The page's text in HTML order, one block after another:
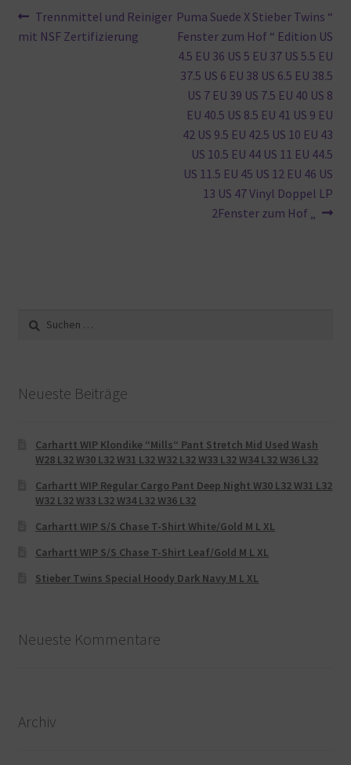
Beitragsnavigation
Vorheriger
Beitrag:
Trennmittel und Reiniger
mit NSF Zertifizierung
Nächster
Beitrag:
Puma Suede X Stieber Twins “
Fenster zum Hof “ Edition US
4.5 EU 36 US 5 EU 37 US 5.5 EU
37.5 US 6 EU 38 US 6.5 EU 38.5
US 7 EU 39 US 7.5 EU 40 US 8
EU 40.5 US 8.5 EU 41 US 9 EU
42 US 9.5 EU 42.5 US 10 EU 43
US 10.5 EU 44 US 11 EU 44.5
US 11.5 EU 45 US 12 EU 46 US
13 US 47 Vinyl Doppel LP
2Fenster zum Hof „
Suche
nach:
Neueste Beiträge
Carhartt WIP Klondike “Mills“ Pant Stretch Mid Used Wash
W28 L32 W30 L32 W31 L32 W32 L32 W33 L32 W34 L32 W36 L32
Carhartt WIP Regular Cargo Pant Deep Night W30 L32 W31 L32
W32 L32 W33 L32 W34 L32 W36 L32
Carhartt WIP S/S Chase T-Shirt White/Gold M L XL
Carhartt WIP S/S Chase T-Shirt Leaf/Gold M L XL
Stieber Twins Special Hoody Dark Navy M L XL
Neueste Kommentare
Archiv